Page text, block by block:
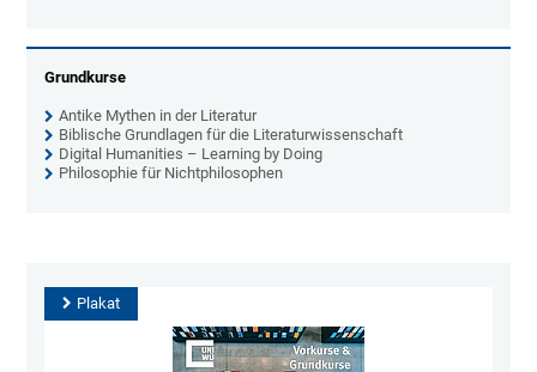
Grundkurse
Antike Mythen in der Literatur
Biblische Grundlagen für die Literaturwissenschaft
Digital Humanities – Learning by Doing
Philosophie für Nichtphilosophen
Plakat